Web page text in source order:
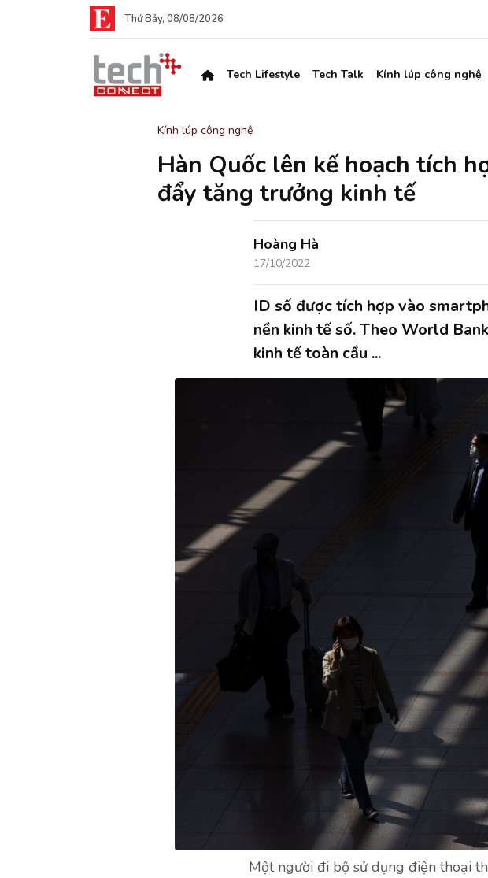
Thứ Bảy, 08/08/2026
Tech Lifestyle Tech Talk Kính lúp công nghệ
Kính lúp công nghệ
Hàn Quốc lên kế hoạch tích
đẩy tăng trưởng kinh tế
Hoàng Hà
17/10/2022
ID số được tích hợp vào
nền kinh tế số. Theo World
kinh tế toàn cầu ...
Một người đi bộ sử dụng điện thoại